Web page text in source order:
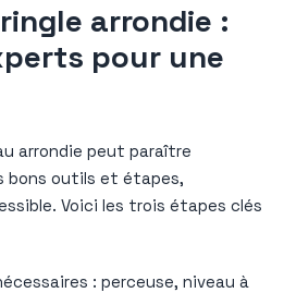
arrondie :
pour une
arrondie peut paraître
bons outils et étapes,
Voici les trois étapes clés
: perceuse, niveau à